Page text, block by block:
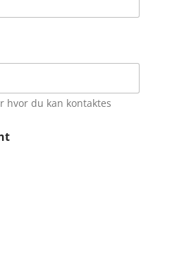
hvor du kan kontaktes